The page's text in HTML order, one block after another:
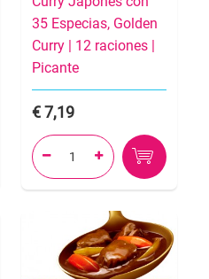
35 Especias, Golden
Curry | 12 raciones |
Picante
7,19
 